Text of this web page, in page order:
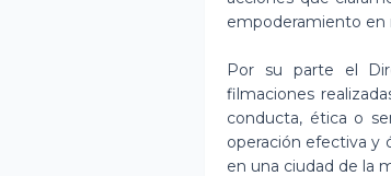
empoderamiento en
Por su parte el
filmaciones
conducta, ética o
operación efectiva y
en una ciudad de la